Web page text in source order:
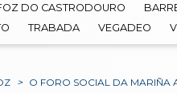
DO CASTRODOURO
TRABADA VEGADEO
> O FORO SOCIAL DA MARIÑA